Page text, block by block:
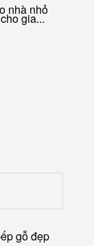
nhà nhỏ
gia...
gỗ đẹp